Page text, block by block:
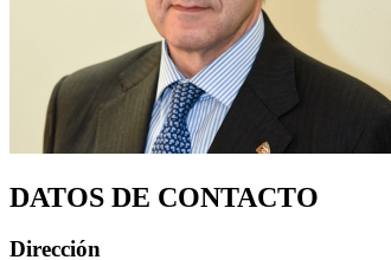
DATOS DE CONTACTO
Dirección